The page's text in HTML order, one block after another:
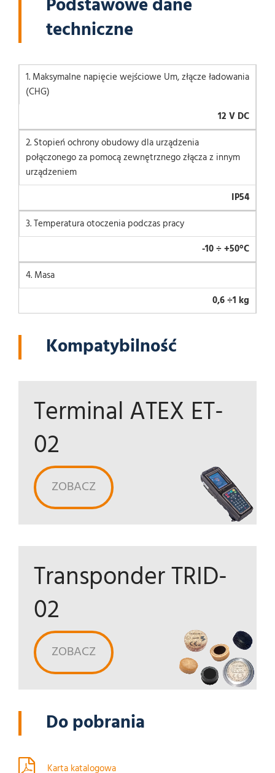
Podstawowe dane
techniczne
1. Maksymalne napięcie wejściowe Um, złącze ładowania
(CHG)
12 V DC
2. Stopień ochrony obudowy dla urządzenia
połączonego za pomocą zewnętrznego złącza z innym
urządzeniem
IP54
3. Temperatura otoczenia podczas pracy
-10 ÷ +50°C
4. Masa
0,6 ÷1 kg
Kompatybilność
Terminal ATEX ET-
02
ZOBACZ
Transponder TRID-
02
ZOBACZ
Do pobrania
Karta katalogowa